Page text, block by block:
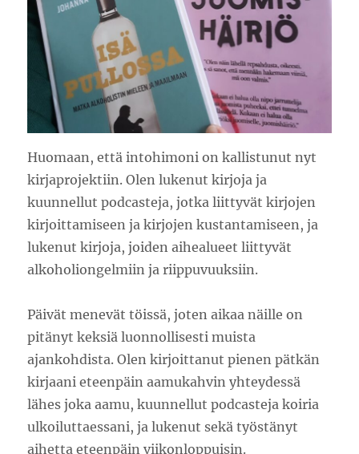
Huomaan, että intohimoni on kallistunut nyt
kirjaprojektiin. Olen lukenut kirjoja ja
kuunnellut podcasteja, jotka liittyvät kirjojen
kirjoittamiseen ja kirjojen kustantamiseen, ja
lukenut kirjoja, joiden aihealueet liittyvät
alkoholiongelmiin ja riippuvuuksiin.
Päivät menevät töissä, joten aikaa näille on
pitänyt keksiä luonnollisesti muista
ajankohdista. Olen kirjoittanut pienen pätkän
kirjaani eteenpäin aamukahvin yhteydessä
lähes joka aamu, kuunnellut podcasteja koiria
ulkoiluttaessani, ja lukenut sekä työstänyt
aihetta eteenpäin viikonloppuisin.